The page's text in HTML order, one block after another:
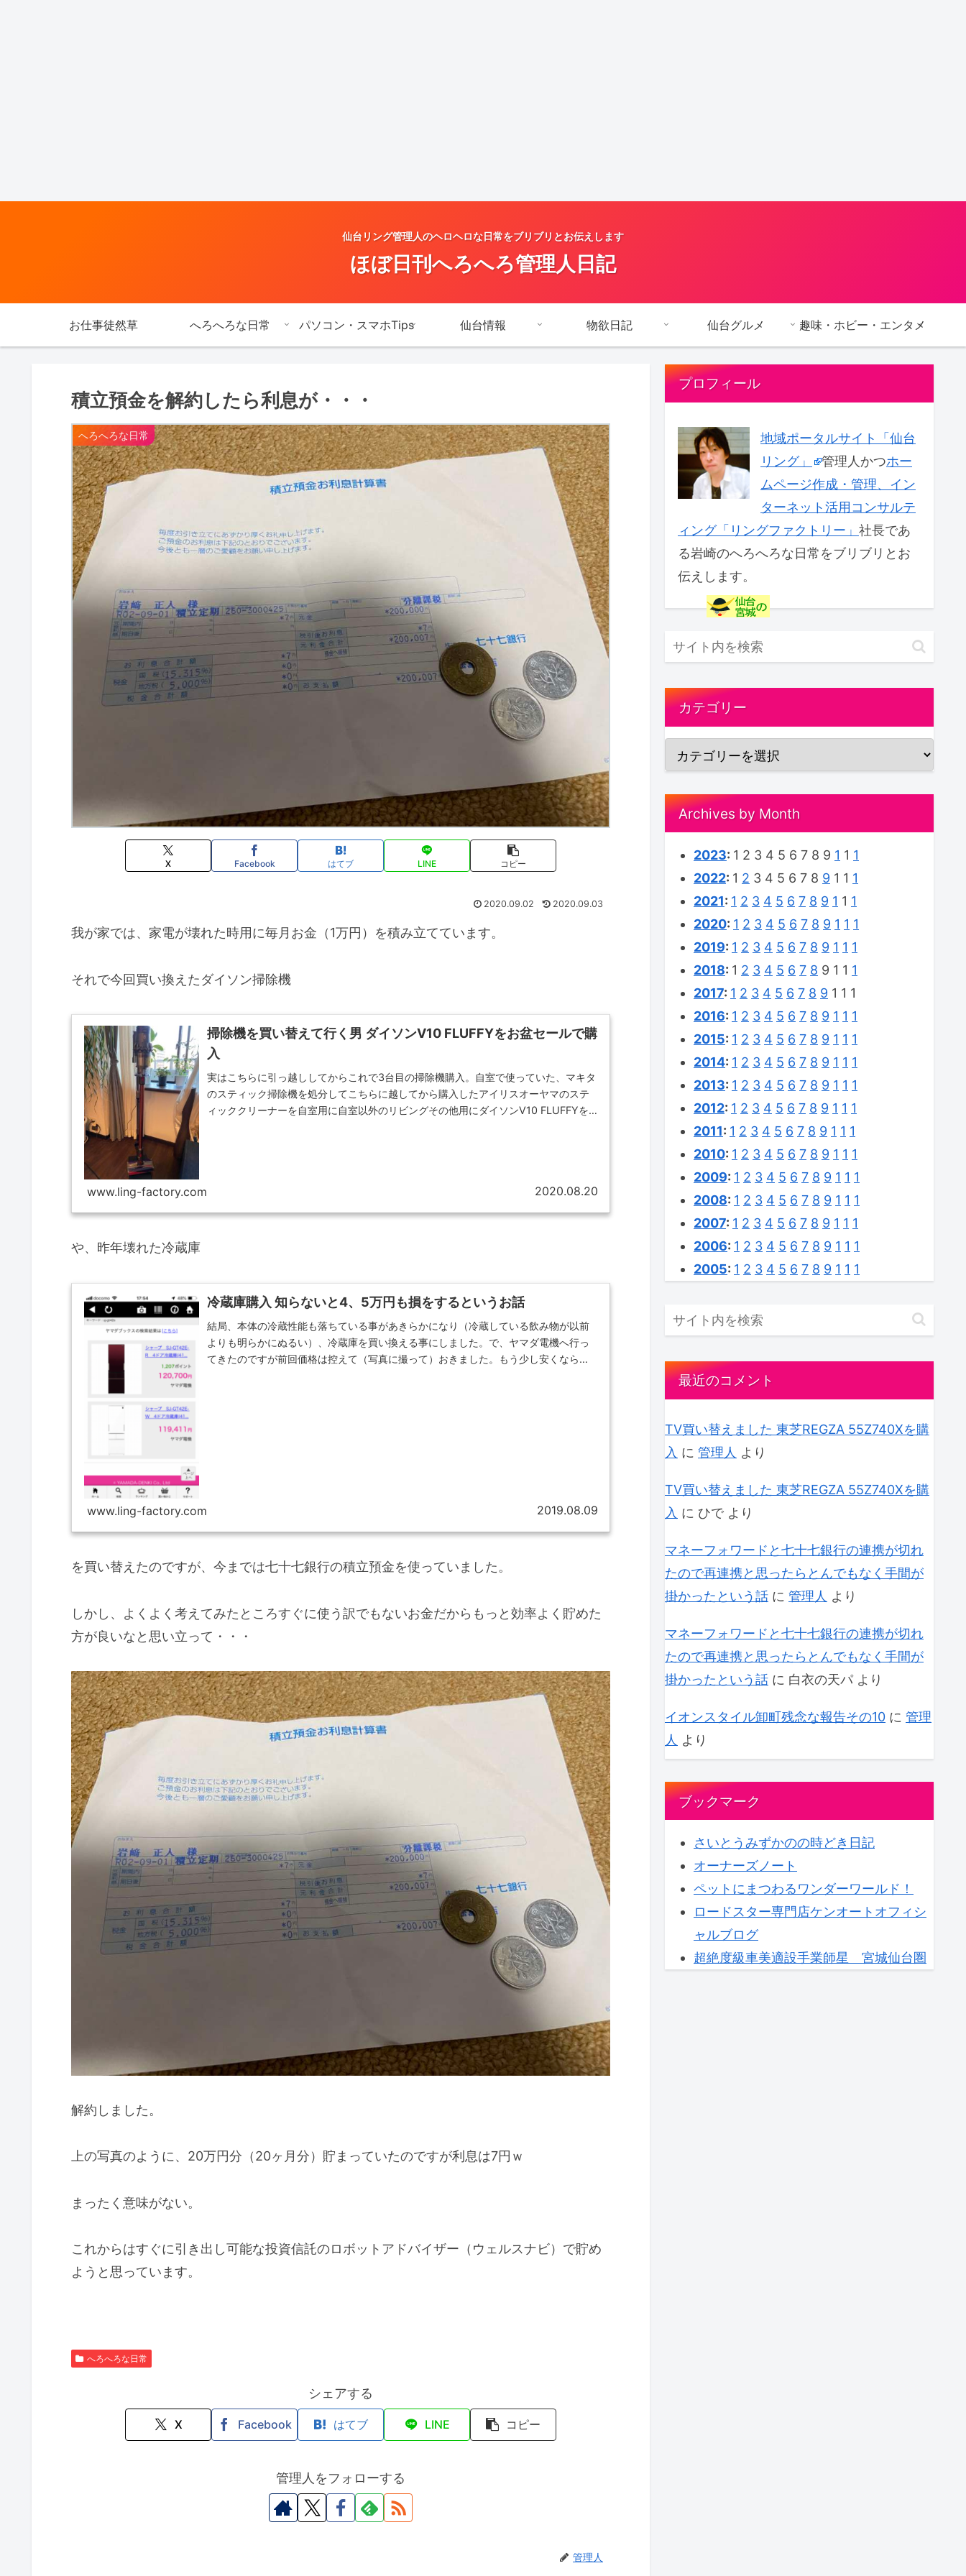
仙台リング管理人のヘロヘロな日常をブリブリとお伝えします
ほぼ日刊へろへろ管理人日記
お仕事徒然草 へろへろな日常 パソコン・スマホTips 仙台情報 物欲日記 仙台グルメ 趣味・ホビー・エンタメ
積立預金を解約したら利息が・・・
へろへろな日常
X Facebook はてブ LINE コピー
2020.09.02 2020.09.03
我が家では、家電が壊れた時用に毎月お金（1万円）を積み立てています。
それで今回買い換えたダイソン掃除機
掃除機を買い替えて行く男 ダイソンV10 FLUFFYをお盆セールで購
入
実はこちらに引っ越ししてからこれで3台目の掃除機購入。自室で使っていた、マキタ
のスティック掃除機を処分してこちらに越してから購入したアイリスオーヤマのステ
ィッククリーナーを自室用に自室以外のリビングその他用にダイソンV10 FLUFFYを
www.ling-factory.com 2020.08.20
や、昨年壊れた冷蔵庫
冷蔵庫購入 知らないと4、5万円も損をするというお話
結局、本体の冷蔵性能も落ちている事があきらかになり（冷蔵している飲み物が以前
よりも明らかにぬるい）、冷蔵庫を買い換える事にしました。で、ヤマダ電機へ行っ
てきたのですが前回価格は控えて（写真に撮って）おきました。もう少し安くならな
www.ling-factory.com 2019.08.09
を買い替えたのですが、今までは七十七銀行の積立預金を使っていました。
しかし、よくよく考えてみたところすぐに使う訳でもないお金だからもっと効率よく貯めた
方が良いなと思い立って・・・
解約しました。
上の写真のように、20万円分（20ヶ月分）貯まっていたのですが利息は7円ｗ
まったく意味がない。
これからはすぐに引き出し可能な投資信託のロボットアドバイザー（ウェルスナビ）で貯め
ようと思っています。
へろへろな日常
シェアする
X Facebook はてブ LINE コピー
管理人をフォローする
管理人
プロフィール
地域ポータルサイト「仙台
リング」
管理人かつホー
ムページ作成・管理、イン
ターネット活用コンサルテ
ィング「リングファクトリー」 社長であ
る岩崎のへろへろな日常をブリブリとお
伝えします。
カテゴリー
Archives by Month
2023: 1 2 3 4 5 6 7 8 9 1 1 1
2022: 1 2 3 4 5 6 7 8 9 1 1 1
2021: 1 2 3 4 5 6 7 8 9 1 1 1
2020: 1 2 3 4 5 6 7 8 9 1 1 1
2019: 1 2 3 4 5 6 7 8 9 1 1 1
2018: 1 2 3 4 5 6 7 8 9 1 1 1
2017: 1 2 3 4 5 6 7 8 9 1 1 1
2016: 1 2 3 4 5 6 7 8 9 1 1 1
2015: 1 2 3 4 5 6 7 8 9 1 1 1
2014: 1 2 3 4 5 6 7 8 9 1 1 1
2013: 1 2 3 4 5 6 7 8 9 1 1 1
2012: 1 2 3 4 5 6 7 8 9 1 1 1
2011: 1 2 3 4 5 6 7 8 9 1 1 1
2010: 1 2 3 4 5 6 7 8 9 1 1 1
2009: 1 2 3 4 5 6 7 8 9 1 1 1
2008: 1 2 3 4 5 6 7 8 9 1 1 1
2007: 1 2 3 4 5 6 7 8 9 1 1 1
2006: 1 2 3 4 5 6 7 8 9 1 1 1
2005: 1 2 3 4 5 6 7 8 9 1 1 1
最近のコメント
TV買い替えました 東芝REGZA 55Z740Xを購
入 に 管理人 より
TV買い替えました 東芝REGZA 55Z740Xを購
入 に ひでより
マネーフォワードと七十七銀行の連携が切れ
たので再連携と思ったらとんでもなく手間が
掛かったという話 に 管理人 より
マネーフォワードと七十七銀行の連携が切れ
たので再連携と思ったらとんでもなく手間が
掛かったという話 に 白衣の天パより
イオンスタイル卸町残念な報告その10 に 管理
人 より
ブックマーク
さいとうみずかのの時どき日記
オーナーズノート
ペットにまつわるワンダーワールド！
ロードスター専門店ケンオートオフィシ
ャルブログ
超絶度級車美適設手業師星 宮城仙台圏